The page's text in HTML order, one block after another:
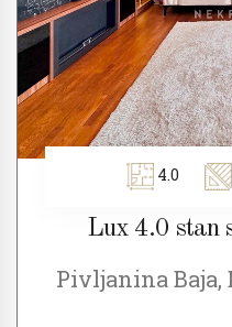
4.0
Lux 4.0 stan
Pivljanina Baja,